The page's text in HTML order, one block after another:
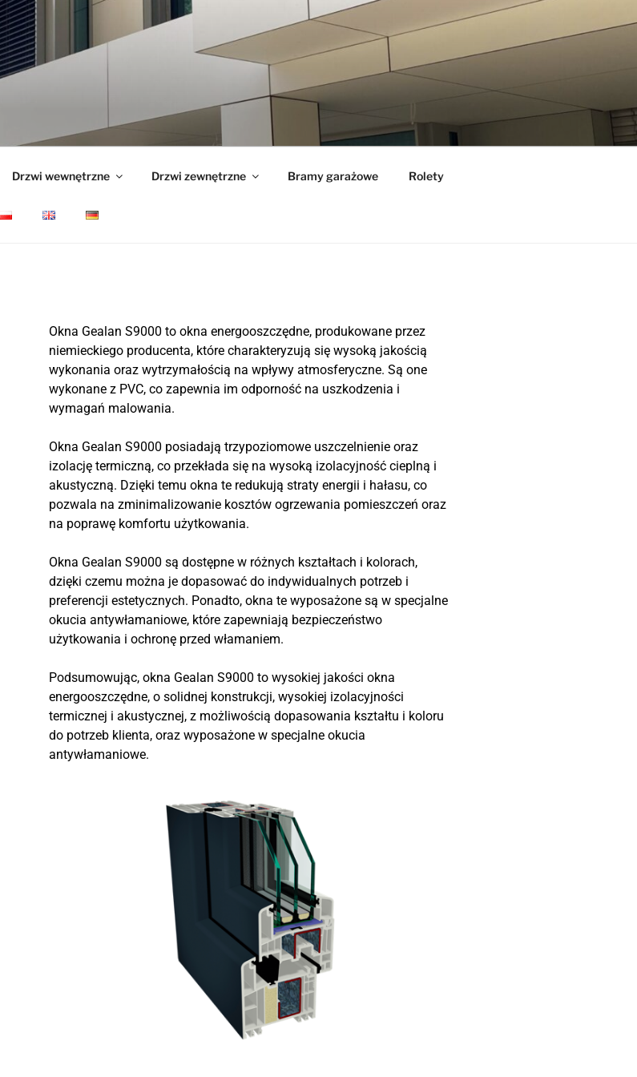
Drzwi wewnętrzne Drzwi zewnętrzne Bramy garażowe Rolety
Okna Gealan S9000 to okna energooszczędne, produkowane przez
niemieckiego producenta, które charakteryzują się wysoką jakością
wykonania oraz wytrzymałością na wpływy atmosferyczne. Są one
wykonane z PVC, co zapewnia im odporność na uszkodzenia i
wymagań malowania.
Okna Gealan S9000 posiadają trzypoziomowe uszczelnienie oraz
izolację termiczną, co przekłada się na wysoką izolacyjność cieplną i
akustyczną. Dzięki temu okna te redukują straty energii i hałasu, co
pozwala na zminimalizowanie kosztów ogrzewania pomieszczeń oraz
na poprawę komfortu użytkowania.
Okna Gealan S9000 są dostępne w różnych kształtach i kolorach,
dzięki czemu można je dopasować do indywidualnych potrzeb i
preferencji estetycznych. Ponadto, okna te wyposażone są w specjalne
okucia antywłamaniowe, które zapewniają bezpieczeństwo
użytkowania i ochronę przed włamaniem.
Podsumowując, okna Gealan S9000 to wysokiej jakości okna
energooszczędne, o solidnej konstrukcji, wysokiej izolacyjności
termicznej i akustycznej, z możliwością dopasowania kształtu i koloru
do potrzeb klienta, oraz wyposażone w specjalne okucia
antywłamaniowe.